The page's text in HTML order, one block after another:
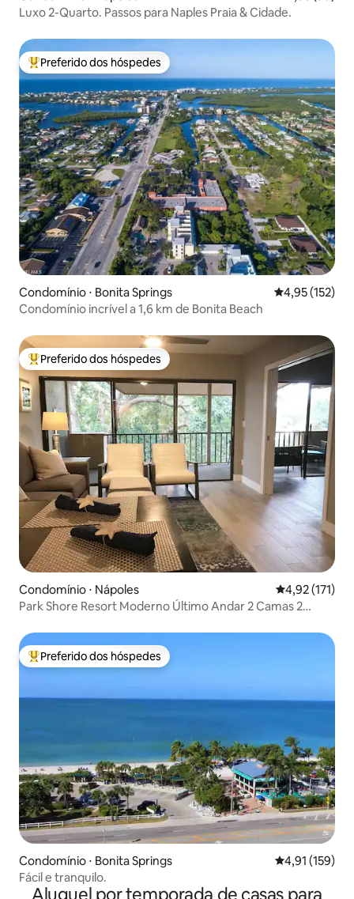
Luxo 2-Quarto. Passos para Naples Praia & Cidade.
Entre os melhores preferidos dos hóspedes
Preferido dos hóspedes
Condomínio ⋅ Bonita Springs 4,95 de uma
4,95 (152)
Condomínio incrível a 1,6 km de Bonita Beach
Entre os melhores preferidos dos hóspedes
Preferido dos hóspedes
Condomínio ⋅ Nápoles 4,92 de uma
4,92 (171)
Park Shore Resort Moderno Último Andar 2 Camas 2
Entre os melhores preferidos dos hóspedes
Preferido dos hóspedes
Condomínio ⋅ Bonita Springs 4,91 de uma
4,91 (159)
Fácil e tranquilo.
Aluguel por temporada de casas para